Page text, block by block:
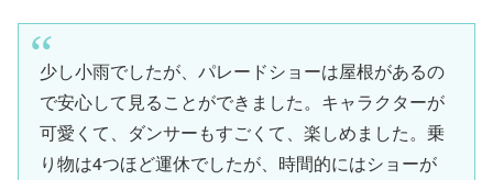
少し小雨でしたが、パレードショーは屋根があるの
で安心して見ることができました。キャラクターが
可愛くて、ダンサーもすごくて、楽しめました。乗
り物は4つほど運休でしたが、時間的にはショーが